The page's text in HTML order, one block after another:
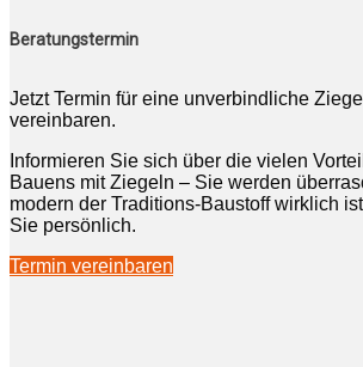
Beratungstermin
Jetzt Termin für eine unverbindliche
vereinbaren.
Informieren Sie sich über die vielen
Bauens mit Ziegeln – Sie werden
modern der Traditions-Baustoff wirklich
Sie persönlich.
Termin vereinbaren